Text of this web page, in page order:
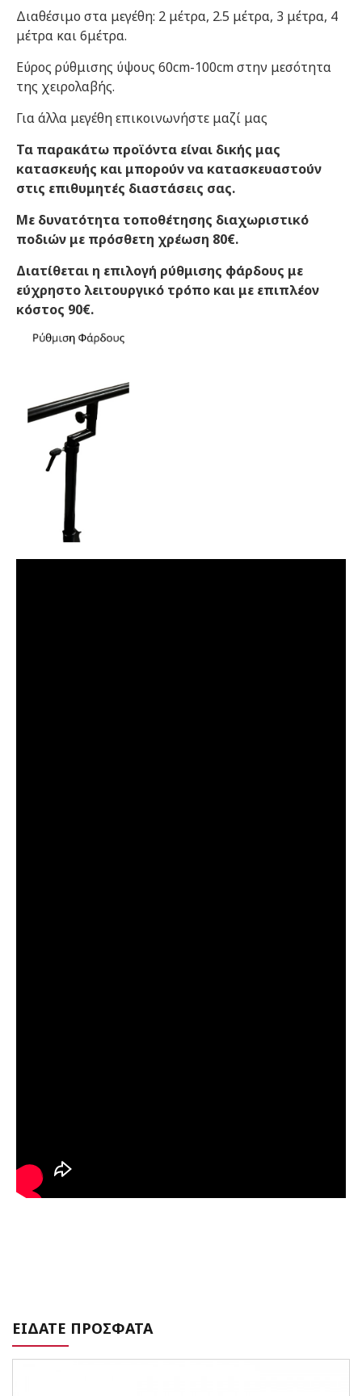
Διαθέσιμο στα μεγέθη: 2 μέτρα, 2.5 μέτρα, 3 μέτρα, 4
μέτρα και 6μέτρα.
Εύρος ρύθμισης ύψους 60cm-100cm στην μεσότητα
της χειρολαβής.
Για άλλα μεγέθη επικοινωνήστε μαζί μας
Τα παρακάτω προϊόντα είναι δικής μας
κατασκευής και μπορούν να κατασκευαστούν
στις επιθυμητές διαστάσεις σας.
Με δυνατότητα τοποθέτησης διαχωριστικό
ποδιών με πρόσθετη χρέωση 80€.
Διατίθεται η επιλογή ρύθμισης φάρδους με
εύχρηστο λειτουργικό τρόπο και με επιπλέον
κόστος 90€.
ΕΙΔΑΤΕ ΠΡΟΣΦΑΤΑ